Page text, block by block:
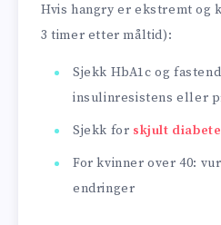
Hvis hangry er ekstremt og
3 timer etter måltid):
Sjekk HbA1c og
insulinresistens eller
Sjekk for skjult
For kvinner over 40:
endringer